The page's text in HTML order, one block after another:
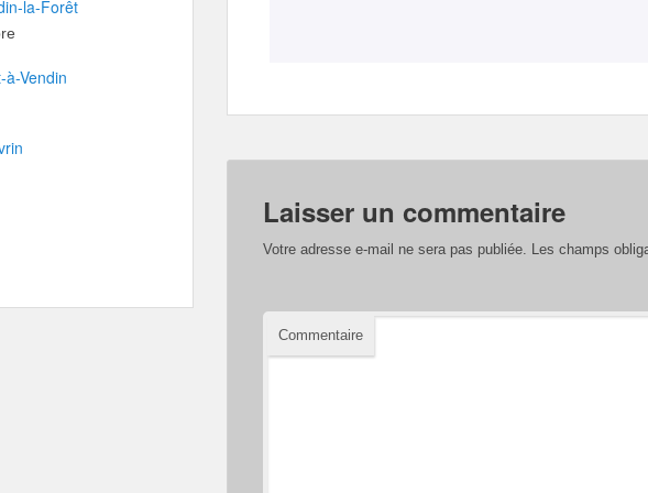
Laisser un commentaire
Votre adresse e-mail ne sera pas publiée. Les champs
Commentaire
la-Forêt
Vendin